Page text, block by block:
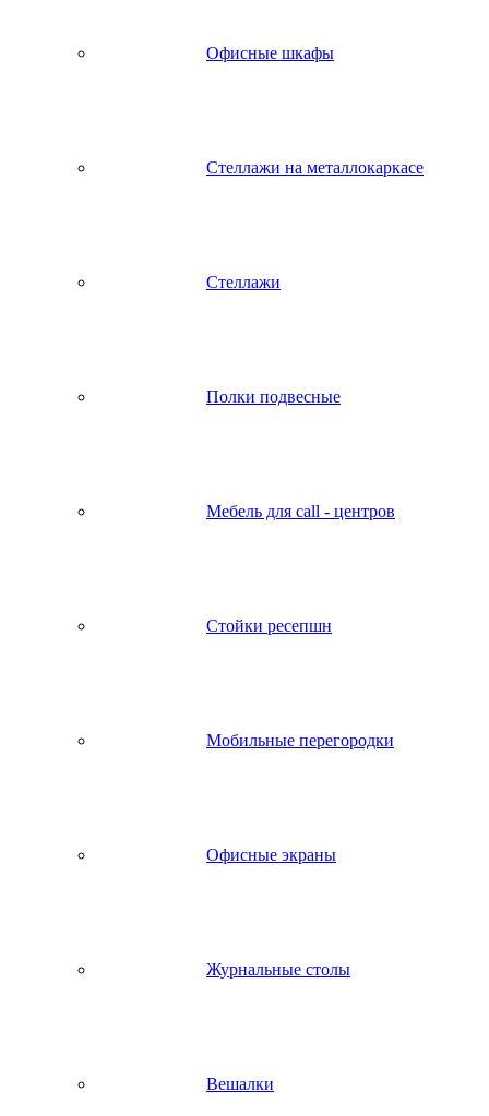
Офисные шкафы
Стеллажи на металлокаркасе
Стеллажи
Полки подвесные
Мебель для call - центров
Стойки ресепшн
Мобильные перегородки
Офисные экраны
Журнальные столы
Вешалки